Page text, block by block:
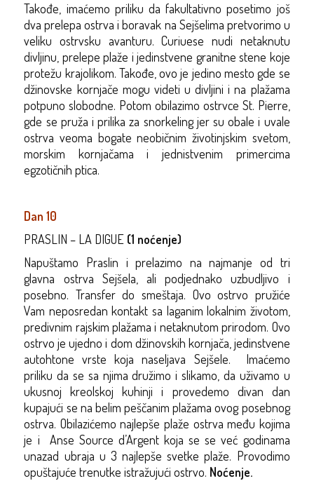
Takođe, imaćemo priliku da fakultativno posetimo još
dva prelepa ostrva i boravak na Sejšelima pretvorimo u
veliku ostrvsku avanturu. Curiuese nudi netaknutu
divljinu, prelepe plaže i jedinstvene granitne stene koje
protežu krajolikom. Takođe, ovo je jedino mesto gde se
džinovske kornjače mogu videti u divljini i na plažama
potpuno slobodne. Potom obilazimo ostrvce St. Pierre,
gde se pruža i prilika za snorkeling jer su obale i uvale
ostrva veoma bogate neobičnim životinjskim svetom,
morskim kornjačama i jednistvenim primercima
egzotičnih ptica.
Dan 10
PRASLIN – LA DIGUE (1 noćenje)
Napuštamo Praslin i prelazimo na najmanje od tri
glavna ostrva Sejšela, ali podjednako uzbudljivo i
posebno. Transfer do smeštaja. Ovo ostrvo pružiće
Vam neposredan kontakt sa laganim lokalnim životom,
predivnim rajskim plažama i netaknutom prirodom. Ovo
ostrvo je ujedno i dom džinovskih kornjača, jedinstvene
autohtone vrste koja naseljava Sejšele. Imaćemo
priliku da se sa njima družimo i slikamo, da uživamo u
ukusnoj kreolskoj kuhinji i provedemo divan dan
kupajući se na belim peščanim plažama ovog posebnog
ostrva. Obilazićemo najlepše plaže ostrva među kojima
je i Anse Source d’Argent koja se se već godinama
unazad ubraja u 3 najlepše svetke plaže. Provodimo
opuštajuće trenutke istražujući ostrvo. Noćenje.